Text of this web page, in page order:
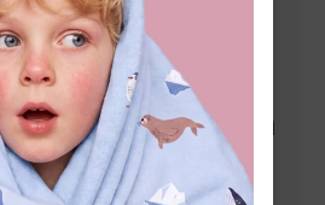
sin humos ásperos, sin
toca la piel de tu pequeño.
Paso de Eliminación
para Tela de